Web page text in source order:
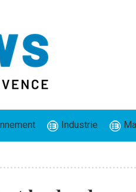
Industrie